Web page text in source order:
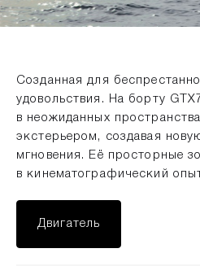
Созданная для
удовольствия. На борту
в неожиданных
экстерьером, создавая
мгновения. Её просторные
в кинематографический
Двигатель